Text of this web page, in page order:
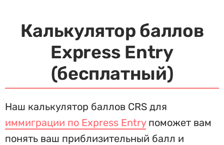
Калькулятор баллов
Express Entry
(бесплатный)
Наш калькулятор баллов CRS для
иммиграции по Express Entryпоможет вам
понять ваш приблизительный балл и